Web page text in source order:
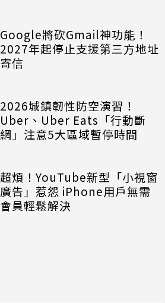
Google將砍Gmail神功能！
2027年起停止支援第三方地址
寄信
2026城鎮韌性防空演習！
Uber、Uber Eats「行動斷
網」注意5大區域暫停時間
超煩！YouTube新型「小視窗
廣告」惹怨 iPhone用戶無需
會員輕鬆解決